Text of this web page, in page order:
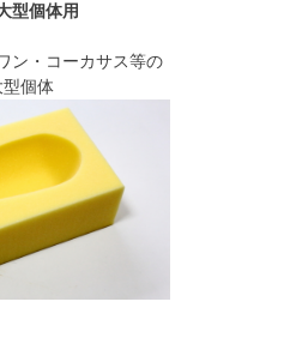
型個体用
ン・コーカサス等の
型個体